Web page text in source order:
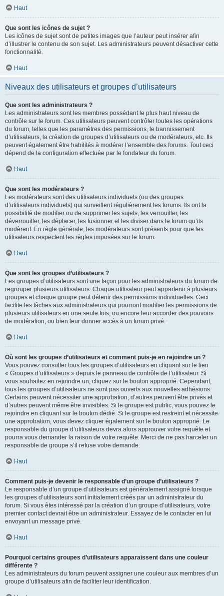
Haut
Que sont les icônes de sujet ?
Les icônes de sujet sont de petites images que l’auteur peut insérer afin
d’illustrer le contenu de son sujet. Les administrateurs peuvent désactiver cette
fonctionnalité.
Haut
Niveaux des utilisateurs et groupes d’utilisateurs
Que sont les administrateurs ?
Les administrateurs sont les membres possédant le plus haut niveau de
contrôle sur le forum. Ces utilisateurs peuvent contrôler toutes les opérations
du forum, telles que les paramètres des permissions, le bannissement
d’utilisateurs, la création de groupes d’utilisateurs ou de modérateurs, etc. Ils
peuvent également être habilités à modérer l’ensemble des forums. Tout ceci
dépend de la configuration effectuée par le fondateur du forum.
Haut
Que sont les modérateurs ?
Les modérateurs sont des utilisateurs individuels (ou des groupes
d’utilisateurs individuels) qui surveillent régulièrement les forums. Ils ont la
possibilité de modifier ou de supprimer les sujets, les verrouiller, les
déverrouiller, les déplacer, les fusionner et les diviser dans le forum qu’ils
modèrent. En règle générale, les modérateurs sont présents pour que les
utilisateurs respectent les règles imposées sur le forum.
Haut
Que sont les groupes d’utilisateurs ?
Les groupes d’utilisateurs sont une façon pour les administrateurs du forum de
regrouper plusieurs utilisateurs. Chaque utilisateur peut appartenir à plusieurs
groupes et chaque groupe peut détenir des permissions individuelles. Ceci
facilite les tâches aux administrateurs qui pourront modifier les permissions de
plusieurs utilisateurs en une seule fois, ou encore leur accorder des pouvoirs
de modération, ou bien leur donner accès à un forum privé.
Haut
Où sont les groupes d’utilisateurs et comment puis-je en rejoindre un ?
Vous pouvez consulter tous les groupes d’utilisateurs en cliquant sur le lien
« Groupes d’utilisateurs » depuis le panneau de contrôle de l’utilisateur. Si
vous souhaitez en rejoindre un, cliquez sur le bouton approprié. Cependant,
tous les groupes d’utilisateurs ne sont pas ouverts aux nouvelles adhésions.
Certains peuvent nécessiter une approbation, d’autres peuvent être privés et
d’autres peuvent même être invisibles. Si le groupe est public, vous pouvez le
rejoindre en cliquant sur le bouton dédié. Si le groupe est restreint et nécessite
une approbation, vous devez cliquer également sur le bouton approprié. Le
responsable du groupe d’utilisateurs devra alors approuver votre requête et
pourra vous demander la raison de votre requête. Merci de ne pas harceler un
responsable de groupe s’il refuse votre demande.
Haut
Comment puis-je devenir le responsable d’un groupe d’utilisateurs ?
Le responsable d’un groupe d’utilisateurs est généralement assigné lorsque
les groupes d’utilisateurs sont initialement créés par un administrateur du
forum. Si vous êtes intéressé par la création d’un groupe d’utilisateurs, votre
premier contact devrait être un administrateur. Essayez de le contacter en lui
envoyant un message privé.
Haut
Pourquoi certains groupes d’utilisateurs apparaissent dans une couleur
différente ?
Les administrateurs du forum peuvent assigner une couleur aux membres d’un
groupe d’utilisateurs afin de faciliter leur identification.